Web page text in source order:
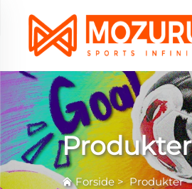
Produkter
Forside>Produkter